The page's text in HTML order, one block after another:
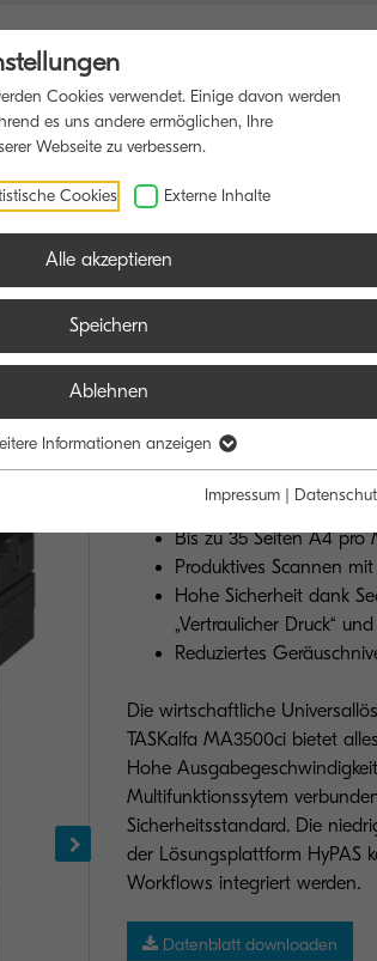
BLOG
TASKalfa
DIE
Bis zu 35 Seiten A4 pro
Produktives Scannen
Hohe Sicherheit dank
„Vertraulicher Druck“
Reduziertes
Die wirtschaftliche
TASKalfa MA3500ci bietet
Hohe
Multifunktionssytem
Sicherheitsstandard. Die
der Lösungsplattform HyPAS
Workflows integriert werden.
Datenblatt downloaden
Cookies verwendet. Einige davon werden
es uns andere ermöglichen, Ihre
Webseite zu verbessern.
Cookies Externe Inhalte
Alle akzeptieren
Speichern
Ablehnen
Informationen anzeigen
Impressum |